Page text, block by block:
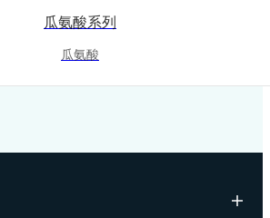
瓜氨酸系列
瓜氨酸